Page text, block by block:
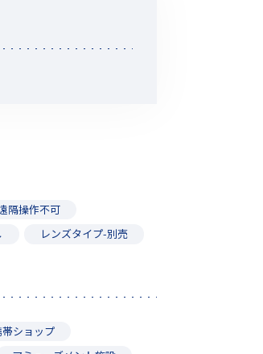
バーター/直流安定
隔操作不可
レンズタイプ-別売
ショップ